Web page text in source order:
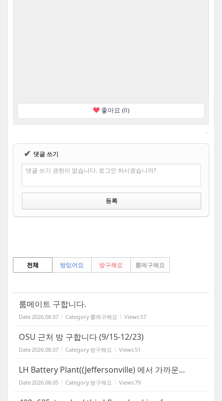
좋아요 (0)
✔ 댓글 쓰기
댓글 쓰기 권한이 없습니다. 로그인 하시겠습니까?
전체 방있어요 방구해요 룸메구해요
룸메이트 구합니다.
Date2026.08.07 Category 룸메구해요 Views 57
OSU 근처 방 구합니다 (9/15-12/23)
Date2026.08.07 Category 방구해요 Views 51
LH Battery Plant((Jeffersonville) 에서 가까운...
Date2026.08.05 Category 방구해요 Views79